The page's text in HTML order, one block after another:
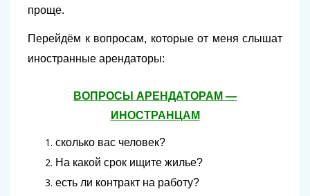
проще.
Перейдём к вопросам, которые от меня слышат
иностранные арендаторы:
ВОПРОСЫ АРЕНДАТОРАМ —
ИНОСТРАНЦАМ
сколько вас человек?
На какой срок ищите жилье?
есть ли контракт на работу?